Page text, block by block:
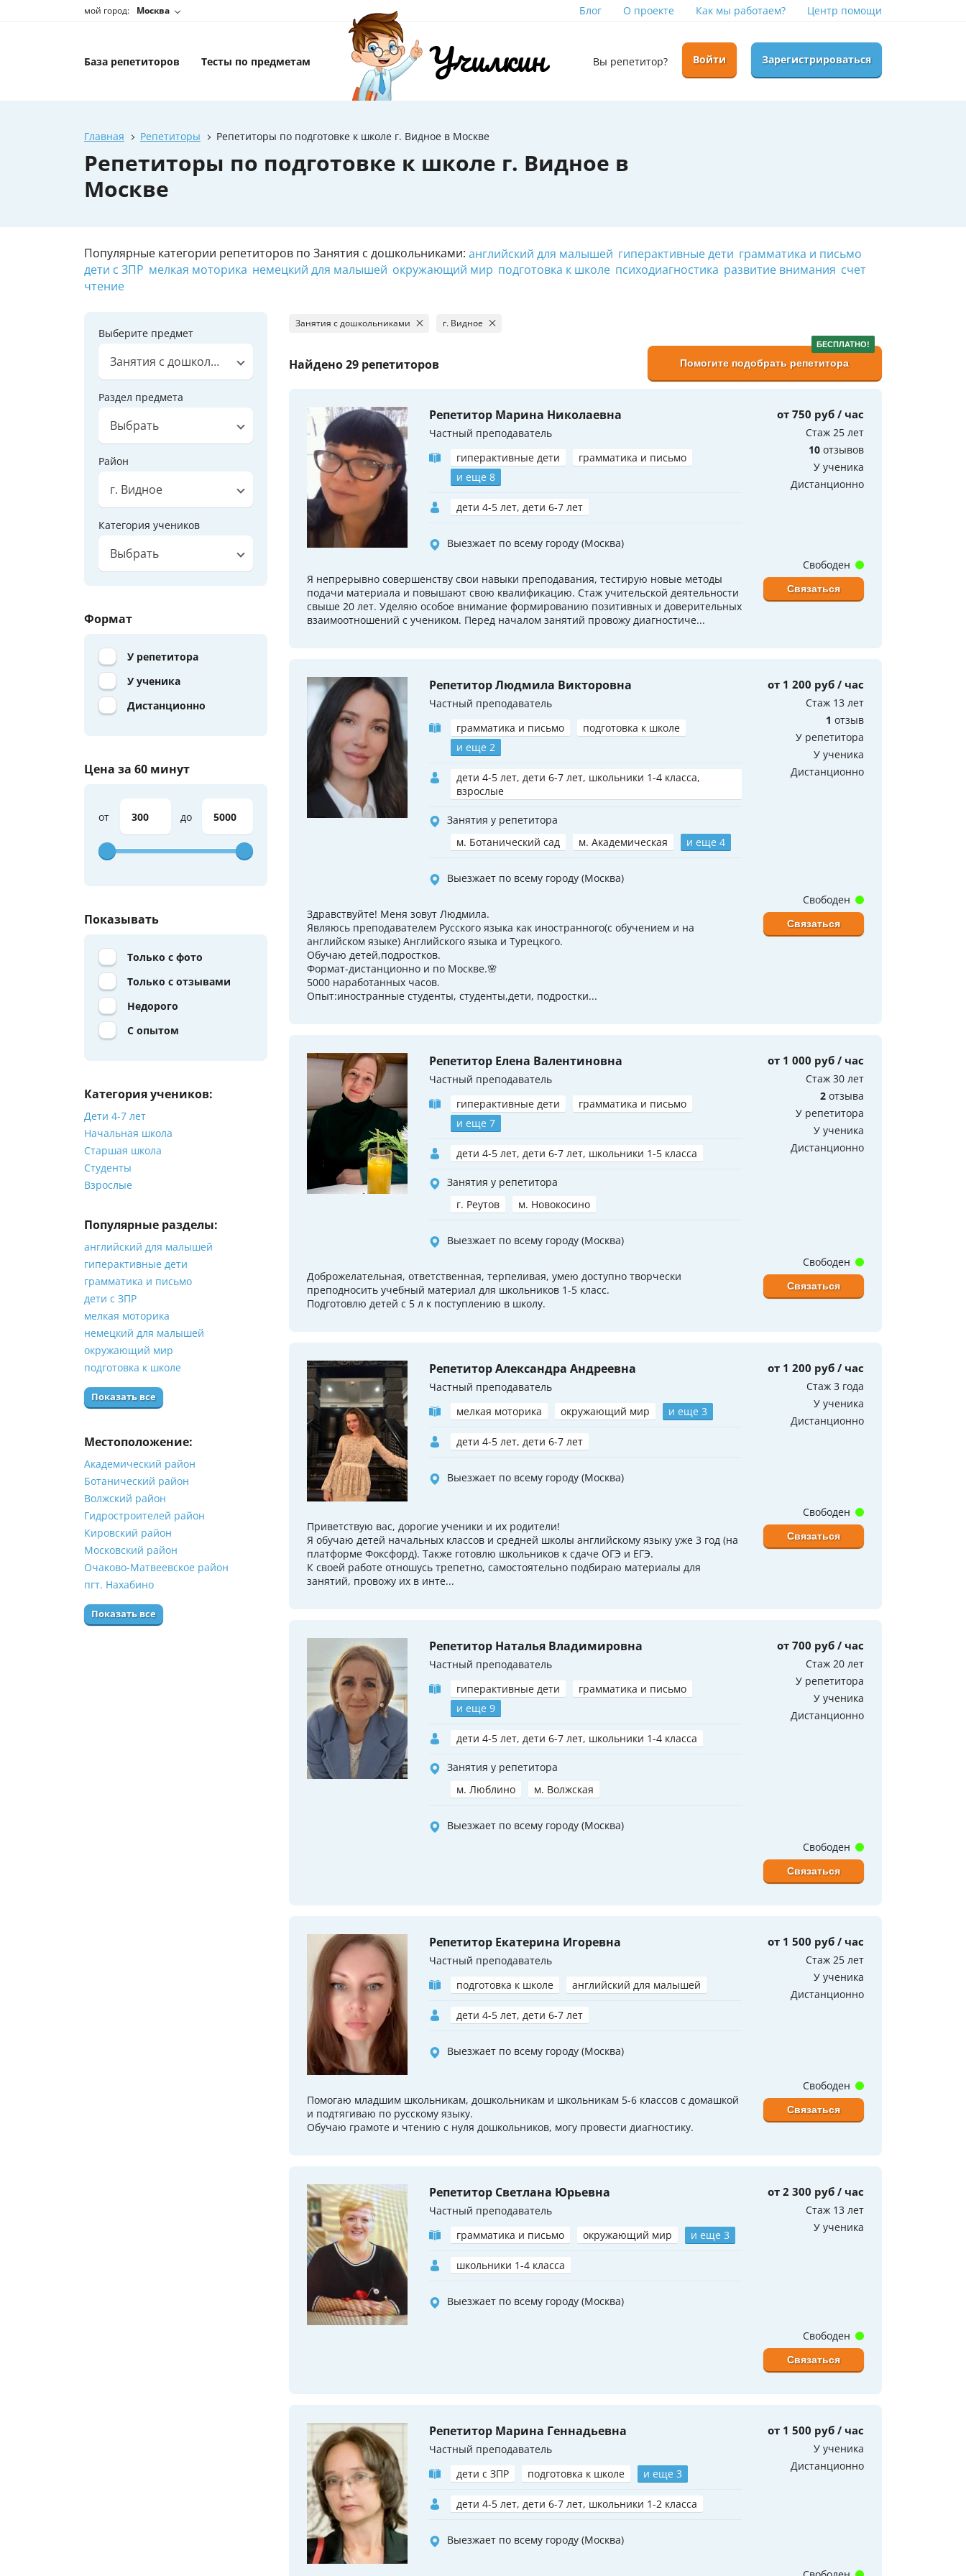
мой город: Москва Блог О проекте Как мы работаем? Центр помощи
База репетиторов Тесты по предметам Вы репетитор? Войти Зарегистрироваться
Главная Репетиторы Репетиторы по подготовке к школе г. Видное в Москве
Репетиторы по подготовке к школе г. Видное в
Москве
Популярные категории репетиторов по Занятия с дошкольниками: английский для малышей гиперактивные дети грамматика и письмо
дети с ЗПР мелкая моторика немецкий для малышей окружающий мир подготовка к школе психодиагностика развитие внимания счет
чтение
Выберите предмет
Занятия с дошкольниками
Раздел предмета
Выбрать
Район
г. Видное
Категория учеников
Выбрать
Формат
У репетитора
У ученика
Дистанционно
Цена за 60 минут
от до
Показывать
Только с фото
Только с отзывами
Недорого
С опытом
Категория учеников:
Дети 4-7 лет
Начальная школа
Старшая школа
Студенты
Взрослые
Популярные разделы:
английский для малышей
гиперактивные дети
грамматика и письмо
дети с ЗПР
мелкая моторика
немецкий для малышей
окружающий мир
подготовка к школе
Показать все
Местоположение:
Академический район
Ботанический район
Волжский район
Гидростроителей район
Кировский район
Московский район
Очаково-Матвеевское район
пгт. Нахабино
Показать все
Занятия с дошкольниками г. Видное
Найдено29 репетиторов
БЕСПЛАТНО!
Помогите подобрать репетитора
Репетитор Марина Николаевна
Частный преподаватель
гиперактивные дети
грамматика и письмо
и еще 8
дети 4-5 лет, дети 6-7 лет
Выезжает по всему городу (Москва)
от 750 руб / час
Стаж 25 лет
10 отзывов
У ученика
Дистанционно
Я непрерывно совершенству свои навыки преподавания, тестирую новые методы
подачи материала и повышают свою квалификацию. Стаж учительской деятельности
свыше 20 лет. Уделяю особое внимание формированию позитивных и доверительных
взаимоотношений с учеником. Перед началом занятий провожу диагностиче...
Свободен
Связаться
Репетитор Людмила Викторовна
Частный преподаватель
грамматика и письмо
подготовка к школе
и еще 2
дети 4-5 лет, дети 6-7 лет, школьники 1-4 класса,
взрослые
Занятия у репетитора
м. Ботанический сад
м. Академическая и еще 4
Выезжает по всему городу (Москва)
от 1 200 руб / час
Стаж 13 лет
1 отзыв
У репетитора
У ученика
Дистанционно
Здравствуйте! Меня зовут Людмила.
Являюсь преподавателем Русского языка как иностранного(с обучением и на
английском языке) Английского языка и Турецкого.
Обучаю детей,подростков.
Формат-дистанционно и по Москве.🌸
5000 наработанных часов.
Опыт:иностранные студенты, студенты,дети, подростки...
Свободен
Связаться
Репетитор Елена Валентиновна
Частный преподаватель
гиперактивные дети
грамматика и письмо
и еще 7
дети 4-5 лет, дети 6-7 лет, школьники 1-5 класса
Занятия у репетитора
г. Реутов
м. Новокосино
Выезжает по всему городу (Москва)
от 1 000 руб / час
Стаж 30 лет
2 отзыва
У репетитора
У ученика
Дистанционно
Доброжелательная, ответственная, терпеливая, умею доступно творчески
преподносить учебный материал для школьников 1-5 класс.
Подготовлю детей с 5 л к поступлению в школу.
Свободен
Связаться
Репетитор Александра Андреевна
Частный преподаватель
мелкая моторика
окружающий мир и еще 3
дети 4-5 лет, дети 6-7 лет
Выезжает по всему городу (Москва)
от 1 200 руб / час
Стаж 3 года
У ученика
Дистанционно
Приветствую вас, дорогие ученики и их родители!
Я обучаю детей начальных классов и средней школы английскому языку уже 3 год (на
платформе Фоксфорд). Также готовлю школьников к сдаче ОГЭ и ЕГЭ.
К своей работе отношусь трепетно, самостоятельно подбираю материалы для
занятий, провожу их в инте...
Свободен
Связаться
Репетитор Наталья Владимировна
Частный преподаватель
гиперактивные дети
грамматика и письмо
и еще 9
дети 4-5 лет, дети 6-7 лет, школьники 1-4 класса
Занятия у репетитора
м. Люблино
м. Волжская
Выезжает по всему городу (Москва)
от 700 руб / час
Стаж 20 лет
У репетитора
У ученика
Дистанционно
Свободен
Связаться
Репетитор Екатерина Игоревна
Частный преподаватель
подготовка к школе
английский для малышей
дети 4-5 лет, дети 6-7 лет
Выезжает по всему городу (Москва)
от 1 500 руб / час
Стаж 25 лет
У ученика
Дистанционно
Помогаю младшим школьникам, дошкольникам и школьникам 5-6 классов с домашкой
и подтягиваю по русскому языку.
Обучаю грамоте и чтению с нуля дошкольников, могу провести диагностику.
Свободен
Связаться
Репетитор Светлана Юрьевна
Частный преподаватель
грамматика и письмо
окружающий мир и еще 3
школьники 1-4 класса
Выезжает по всему городу (Москва)
от 2 300 руб / час
Стаж 13 лет
У ученика
Свободен
Связаться
Репетитор Марина Геннадьевна
Частный преподаватель
дети с ЗПР
подготовка к школе и еще 3
дети 4-5 лет, дети 6-7 лет, школьники 1-2 класса
Выезжает по всему городу (Москва)
от 1 500 руб / час
У ученика
Дистанционно